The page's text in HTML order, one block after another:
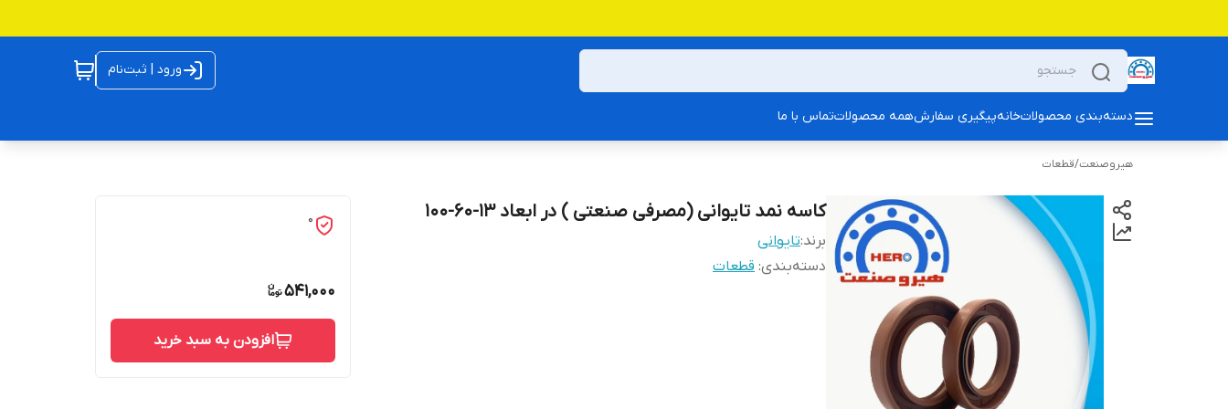
ورود | ثبت‌نام
دسته‌بندی محصولاتخانهپیگیری سفارشهمه محصولاتتماس با ما
هیروصنعت/قطعات
کاسه نمد تایوانی (مصرفی صنعتی ) در ابعاد 13-60-100
برند:تایوانی
دسته‌بندی: قطعات
0
541,000
افزودن به سبد خرید